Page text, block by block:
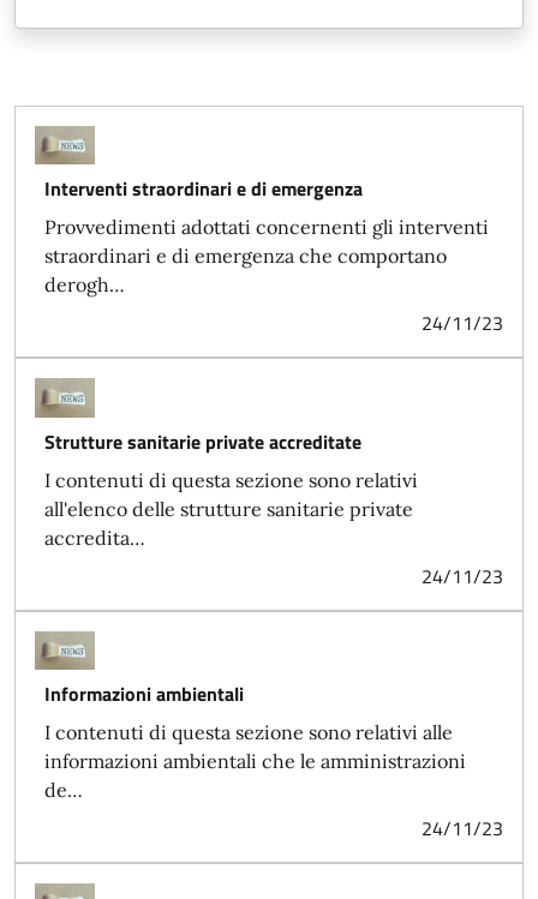
Interventi straordinari e di emergenza
Provvedimenti adottati concernenti gli interventi
straordinari e di emergenza che comportano
derogh…
24/11/23
Strutture sanitarie private accreditate
I contenuti di questa sezione sono relativi
all'elenco delle strutture sanitarie private
accredita…
24/11/23
Informazioni ambientali
I contenuti di questa sezione sono relativi alle
informazioni ambientali che le amministrazioni
de…
24/11/23